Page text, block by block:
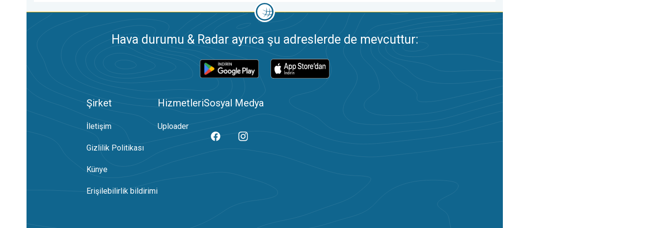
Hava durumu & Radar ayrıca şu adreslerde de mevcuttur:
Şirket
İletişim
Gizlilik Politikası
Künye
Erişilebilirlik bildirimi
Hizmetleri
Uploader
Sosyal Medya